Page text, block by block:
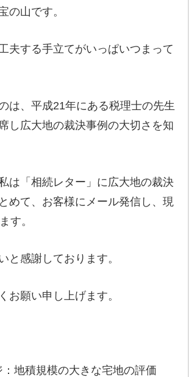
の山です。
夫する手立てがいっぱいつまって
は、平成21年にある税理士の先生
し広大地の裁決事例の大切さを知
は「相続レター」に広大地の裁決
めて、お客様にメール発信し、現
す。
と感謝しております。
お願い申し上げます。
：地積規模の大きな宅地の評価